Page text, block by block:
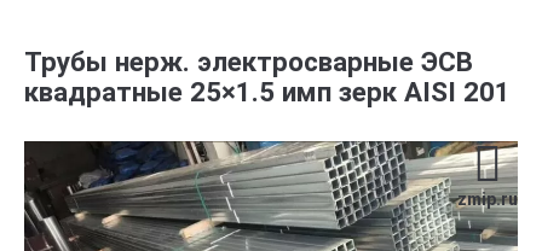
Трубы нерж. электросварные ЭСВ
квадратные 25×1.5 имп зерк AISI 201
zmip.ru